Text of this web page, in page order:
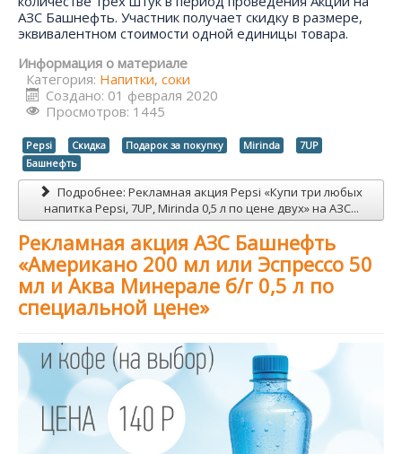
АЗС Башнефть. Участник получает скидку в размере,
эквивалентном стоимости одной единицы товара.
Информация о материале
Категория: Напитки, соки
Создано: 01 февраля 2020
Просмотров: 1445
Pepsi Скидка Подарок за покупку Mirinda
7UP
Башнефть
Подробнее: Рекламная акция Pepsi «Купи три любых
напитка Pepsi, 7UP, Mirinda 0,5 л по цене двух» на АЗС...
Рекламная акция АЗС Башнефть
«Американо 200 мл или Эспрессо 50
мл и Аква Минерале б/г 0,5 л по
специальной цене»